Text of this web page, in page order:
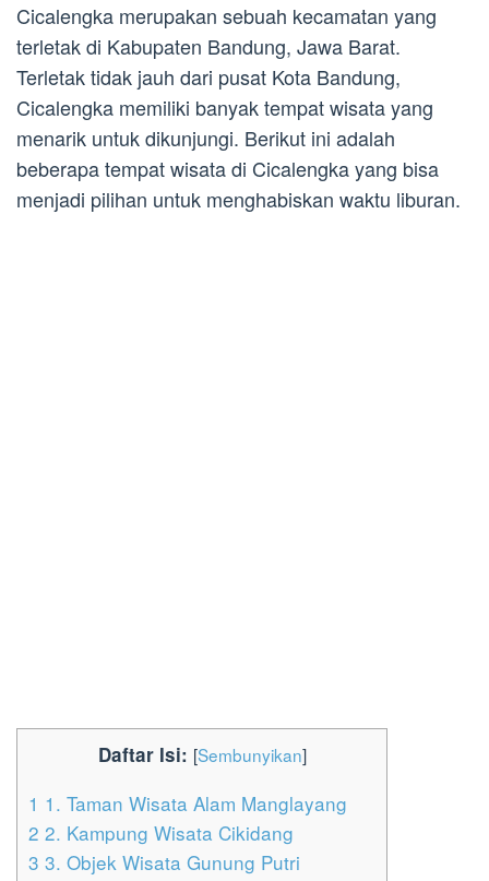
Cicalengka merupakan sebuah kecamatan yang
terletak di Kabupaten Bandung, Jawa Barat.
Terletak tidak jauh dari pusat Kota Bandung,
Cicalengka memiliki banyak tempat wisata yang
menarik untuk dikunjungi. Berikut ini adalah
beberapa tempat wisata di Cicalengka yang bisa
menjadi pilihan untuk menghabiskan waktu liburan.
Daftar Isi: [Sembunyikan]
1 1. Taman Wisata Alam Manglayang
2 2. Kampung Wisata Cikidang
3 3. Objek Wisata Gunung Putri